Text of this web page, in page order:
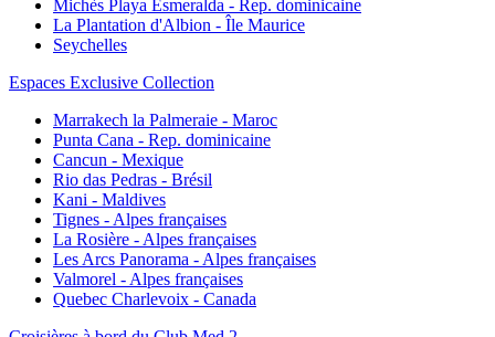
Michès Playa Esmeralda - Rep. dominicaine
La Plantation d'Albion - Île Maurice
Seychelles
Espaces Exclusive Collection
Marrakech la Palmeraie - Maroc
Punta Cana - Rep. dominicaine
Cancun - Mexique
Rio das Pedras - Brésil
Kani - Maldives
Tignes - Alpes françaises
La Rosière - Alpes françaises
Les Arcs Panorama - Alpes françaises
Valmorel - Alpes françaises
Quebec Charlevoix - Canada